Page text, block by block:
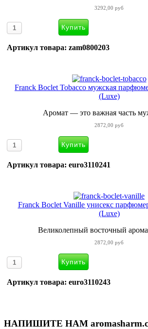
3292,00 руб
Артикул товара: zam0800203
Franck Boclet Tobacco мужская
(Luxe)
Аромат — это важная часть
2872,00 руб
Артикул товара: euro3110241
Franck Boclet Vanille унисекс
(Luxe)
Великолепный восточный
2872,00 руб
Артикул товара: euro3110243
НАПИШИТЕ НАМ